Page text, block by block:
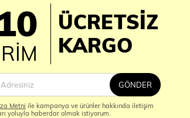
ÜCRETSİZ
KARGO
GÖNDER
Metni ile kampanya ve ürünler hakkında iletişim
yoluyla haberdar olmak istiyorum.